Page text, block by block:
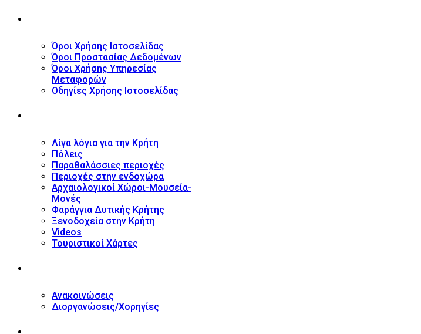
Όροι Χρήσης Ιστοσελίδας
Όροι Προστασίας Δεδομένων
Όροι Χρήσης Υπηρεσίας
Μεταφορών
Οδηγίες Χρήσης Ιστοσελίδας
Λίγα λόγια για την Κρήτη
Πόλεις
Παραθαλάσσιες περιοχές
Περιοχές στην ενδοχώρα
Αρχαιολογικοί Χώροι-Μουσεία-
Μονές
Φαράγγια Δυτικής Κρήτης
Ξενοδοχεία στην Κρήτη
Videos
Τουριστικοί Χάρτες
Ανακοινώσεις
Διοργανώσεις/Χορηγίες